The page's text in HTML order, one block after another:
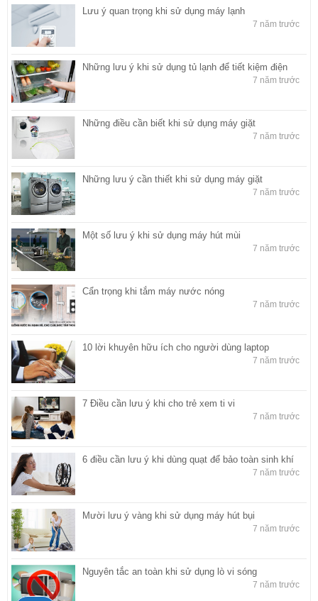
Lưu ý quan trọng khi sử dụng máy lạnh
7 năm trước
Những lưu ý khi sử dụng tủ lạnh để tiết kiệm điện
7 năm trước
Những điều cần biết khi sử dụng máy giặt
7 năm trước
Những lưu ý cần thiết khi sử dụng máy giặt
7 năm trước
Một số lưu ý khi sử dụng máy hút mùi
7 năm trước
Cẩn trọng khi tắm máy nước nóng
7 năm trước
10 lời khuyên hữu ích cho người dùng laptop
7 năm trước
7 Điều cần lưu ý khi cho trẻ xem ti vi
7 năm trước
6 điều cần lưu ý khi dùng quạt để bảo toàn sinh khí
7 năm trước
Mười lưu ý vàng khi sử dụng máy hút bụi
7 năm trước
Nguyên tắc an toàn khi sử dụng lò vi sóng
7 năm trước